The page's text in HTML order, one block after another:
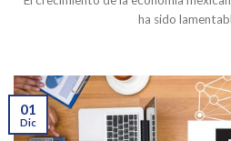
ha sido
01
Dic